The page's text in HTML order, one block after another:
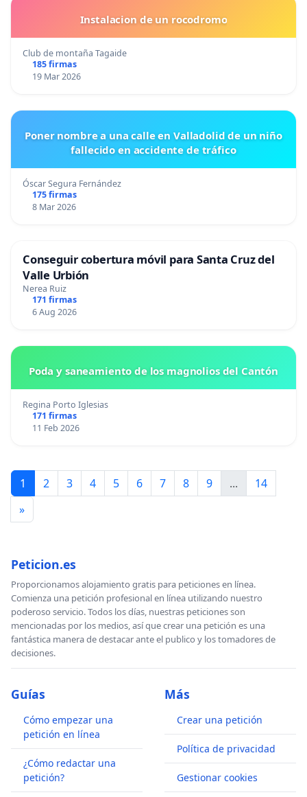
Instalacion de un rocodromo
Club de montaña Tagaide
185 firmas
19 Mar 2026
Poner nombre a una calle en Valladolid de un niño
fallecido en accidente de tráfico
Óscar Segura Fernández
175 firmas
8 Mar 2026
Conseguir cobertura móvil para Santa Cruz del
Valle Urbión
Nerea Ruiz
171 firmas
6 Aug 2026
Poda y saneamiento de los magnolios del Cantón
Regina Porto Iglesias
171 firmas
11 Feb 2026
1 2 3 4 5 6 7 8 9 ...
14
»
Peticion.es
Proporcionamos alojamiento gratis para peticiones en línea.
Comienza una petición profesional en línea utilizando nuestro
poderoso servicio. Todos los días, nuestras peticiones son
mencionadas por los medios, así que crear una petición es una
fantástica manera de destacar ante el publico y los tomadores de
decisiones.
Guías
Cómo empezar una
petición en línea
¿Cómo redactar una
petición?
Más
Crear una petición
Política de privacidad
Gestionar cookies